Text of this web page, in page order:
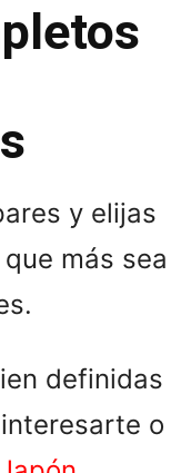
y elijas
más sea
definidas
o